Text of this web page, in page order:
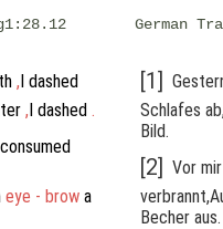
German
,I dashed
,I dashed .
consumed
eye - brow a
[1]
Schlafes
Bild.
[2] Vor
Becher aus.